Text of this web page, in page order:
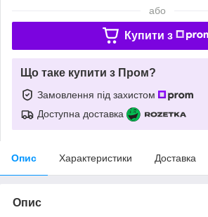
або
Купити з
Що таке купити з Пром?
Замовлення під захистом
Доступна доставка
Опис Характеристики Доставка
Опис